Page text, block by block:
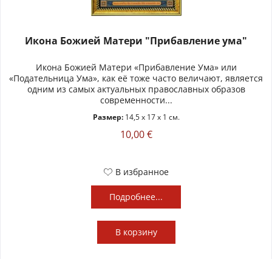
Икона Божией Матери "Прибавление ума"
Икона Божией Матери «Прибавление Ума» или
«Подательница Ума», как её тоже часто величают, является
одним из самых актуальных православных образов
современности...
Размер:14,5 x 17 x 1 см.
10,00 €
В избранное
Подробнее...
В корзину